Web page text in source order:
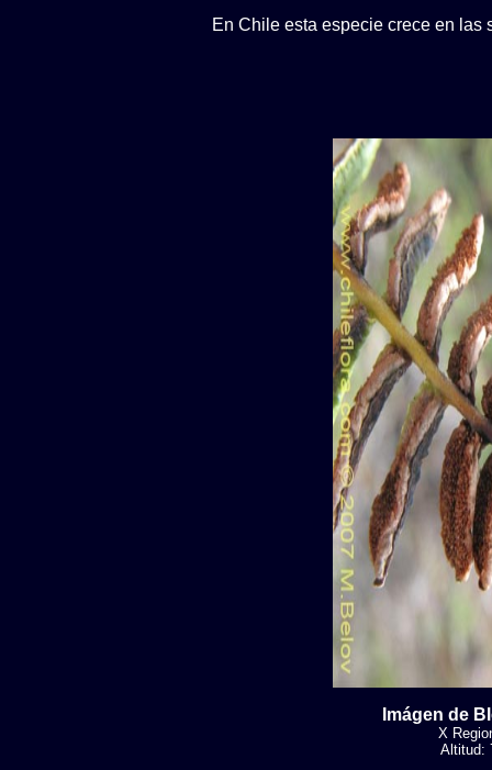
En Chile esta especie crece en
Imágen de
X
Altitud: